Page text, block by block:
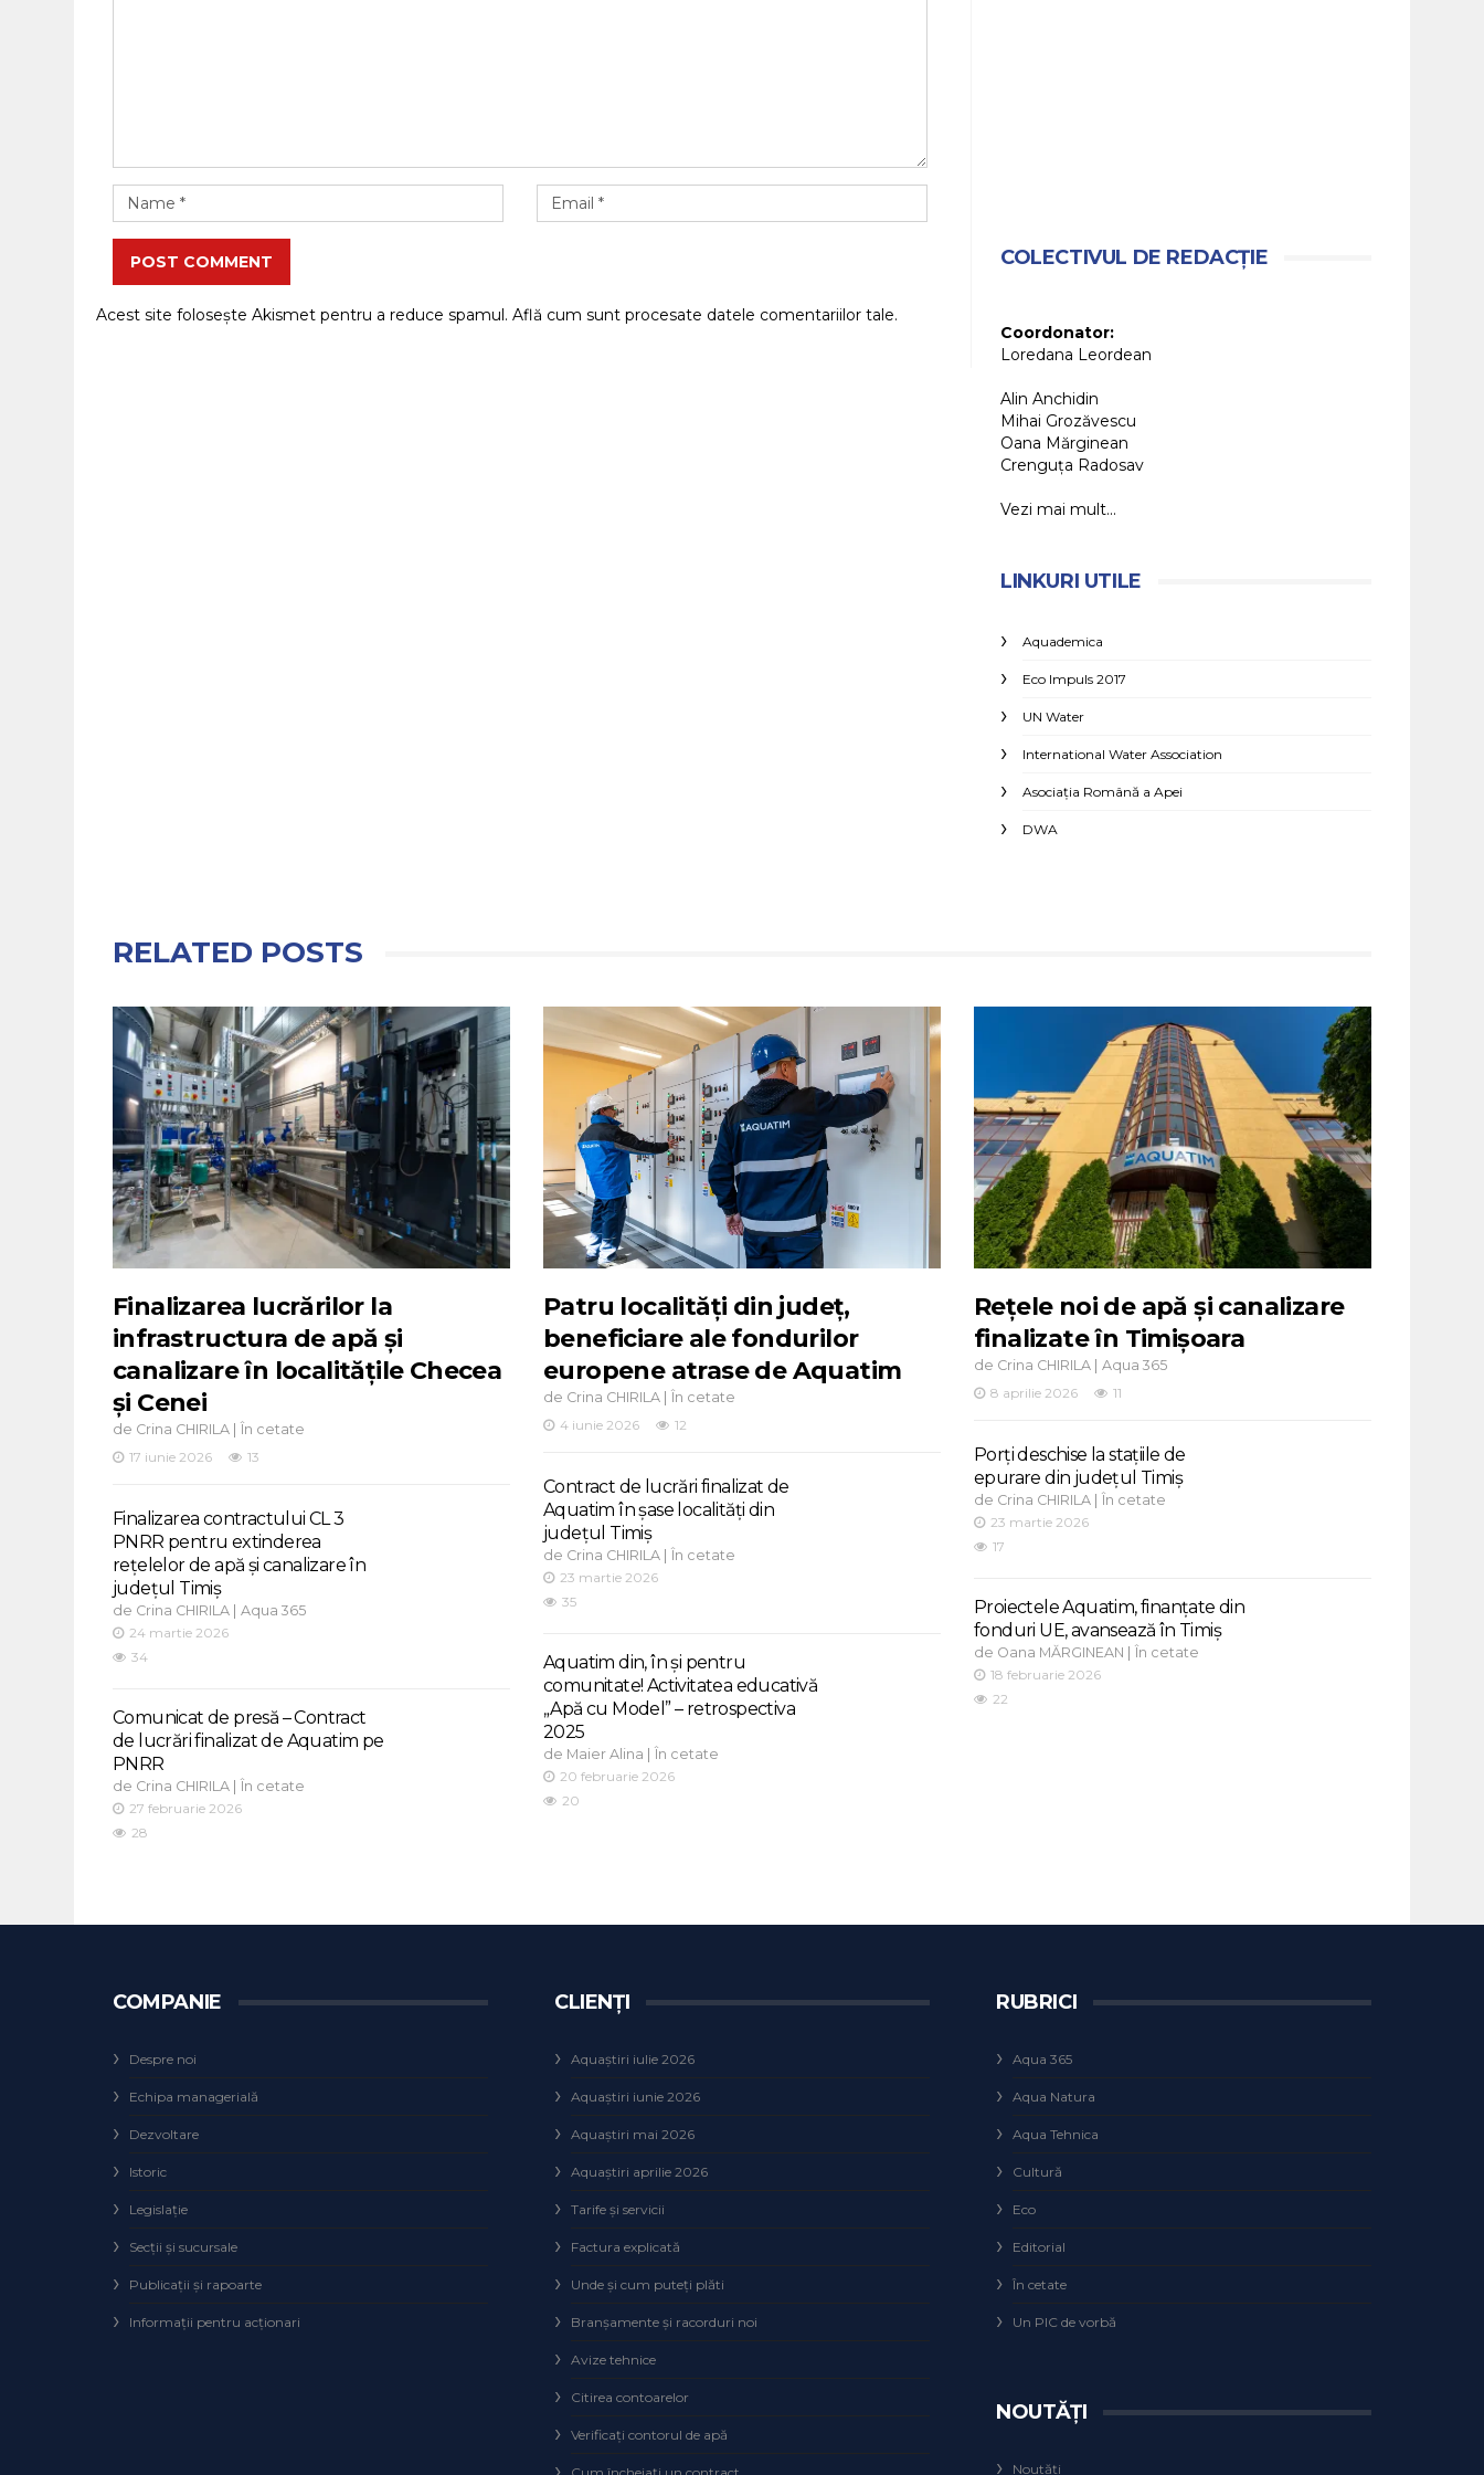
POST COMMENT
Acest site folosește Akismet pentru a reduce spamul. Află cum sunt procesate datele comentariilor tale.
COLECTIVUL DE REDACȚIE
Coordonator:
Loredana Leordean
Alin Anchidin
Mihai Grozăvescu
Oana Mărginean
Crenguța Radosav
Vezi mai mult...
LINKURI UTILE
Aquademica
Eco Impuls 2017
UN Water
International Water Association
Asociaţia Română a Apei
DWA
RELATED POSTS
Finalizarea lucrărilor la
infrastructura de apă și
canalizare în localitățile Checea
și Cenei
de Crina CHIRILA | În cetate
17 iunie 2026
13
Finalizarea contractului CL 3
PNRR pentru extinderea
rețelelor de apă și canalizare în
județul Timiș
de Crina CHIRILA | Aqua 365
24 martie 2026
34
Comunicat de presă – Contract
de lucrări finalizat de Aquatim pe
PNRR
de Crina CHIRILA | În cetate
27 februarie 2026
28
Patru localități din județ,
beneficiare ale fondurilor
europene atrase de Aquatim
de Crina CHIRILA | În cetate
4 iunie 2026
12
Contract de lucrări finalizat de
Aquatim în șase localități din
județul Timiș
de Crina CHIRILA | În cetate
23 martie 2026
35
Aquatim din, în și pentru
comunitate! Activitatea educativă
„Apă cu Model” – retrospectiva
2025
de Maier Alina | În cetate
20 februarie 2026
20
Rețele noi de apă și canalizare
finalizate în Timișoara
de Crina CHIRILA | Aqua 365
8 aprilie 2026
11
Porți deschise la stațiile de
epurare din județul Timiș
de Crina CHIRILA | În cetate
23 martie 2026
17
Proiectele Aquatim, finanțate din
fonduri UE, avansează în Timiș
de Oana MĂRGINEAN | În cetate
18 februarie 2026
22
COMPANIE
Despre noi
Echipa managerială
Dezvoltare
Istoric
Legislaţie
Secţii şi sucursale
Publicații și rapoarte
Informații pentru acționari
CLIENȚI
Aquaștiri iulie 2026
Aquaștiri iunie 2026
Aquaștiri mai 2026
Aquaștiri aprilie 2026
Tarife și servicii
Factura explicată
Unde și cum puteţi plăti
Branșamente și racorduri noi
Avize tehnice
Citirea contoarelor
Verificaţi contorul de apă
RUBRICI
Aqua 365
Aqua Natura
Aqua Tehnica
Cultură
Eco
Editorial
În cetate
Un PIC de vorbă
NOUTĂȚI
Noutăți